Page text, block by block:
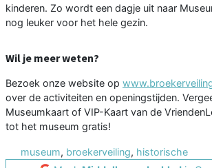
kinderen. Zo wordt een dagje uit naar
nog leuker voor het hele gezin.
Wil je meer weten?
Bezoek onze website op
over de activiteiten en openingstijden.
Museumkaart of VIP-Kaart van de
tot het museum gratis!
museum, broekerveiling, historische